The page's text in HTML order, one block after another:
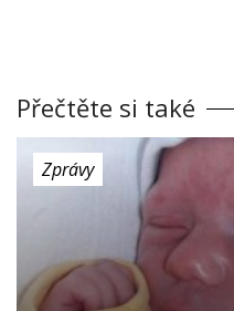
Přečtěte si také
Zprávy